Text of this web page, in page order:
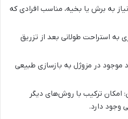
به برش یا بخیه، مناسب افرادی که
به استراحت طولانی بعد از تزریق
موجود در مزوژل به بازسازی طبیعی
امکان ترکیب با روش‌های دیگر
وجود دارد.